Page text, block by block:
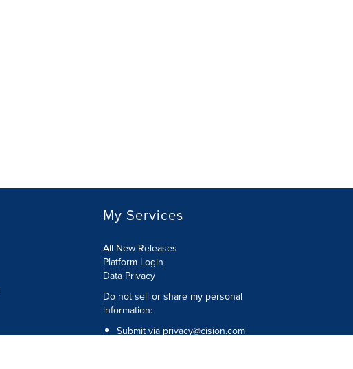
My Services
All New Releases
Platform Login
Data Privacy
Do not sell or share my personal
information:
Submit via privacy@cision.com